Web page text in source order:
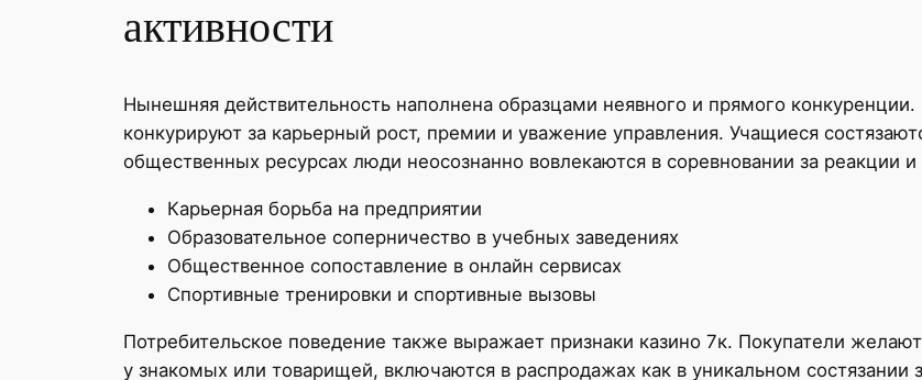
активности
Нынешняя действительность наполнена образцами неявного и прямого
конкурируют за карьерный рост, премии и уважение управления. Учащиеся
общественных ресурсах люди неосознанно вовлекаются в соревновании за реакции
Карьерная борьба на предприятии
Образовательное соперничество в учебных заведениях
Общественное сопоставление в онлайн сервисах
Спортивные тренировки и спортивные вызовы
Потребительское поведение также выражает признаки казино 7к. Покупатели
у знакомых или товарищей, включаются в распродажах как в уникальном состязании